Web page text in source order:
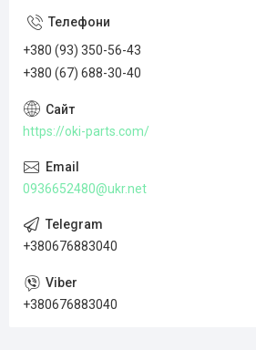
+380 (93) 350-56-43
+380 (67) 688-30-40
https://oki-parts.com/
0936652480@ukr.net
+380676883040
+380676883040